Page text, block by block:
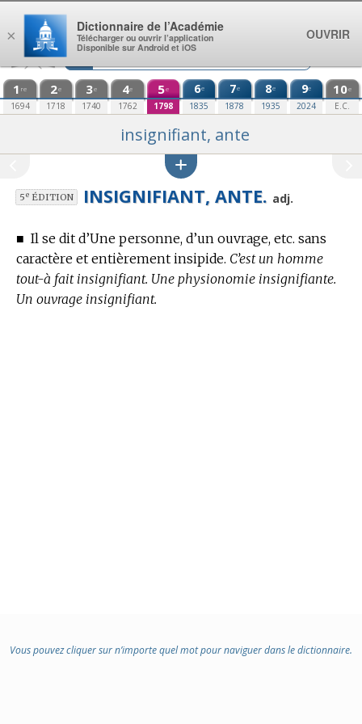
Aller au contenu
1 re
1694
2e
1718
3e
1740
4e
1762
5e
1798
6e
1835
7e
1878
8e
1935
9e
2024
10e
E.C.
insignifiant, ante
5eÉDITION INSIGNIFIANT, ANTE. adj.
■ Il se dit d’Une personne, d’un ouvrage, etc. sans
caractère et entièrement insipide. C’est un homme
tout-à fait insignifiant. Une physionomie insignifiante.
Un ouvrage insignifiant.
Vous pouvez cliquer sur n’importe quel mot pour naviguer dans le dictionnaire.
×
Dictionnaire de l’Académie
Télécharger ou ouvrir l’application
Disponible sur Android et iOS
OUVRIR